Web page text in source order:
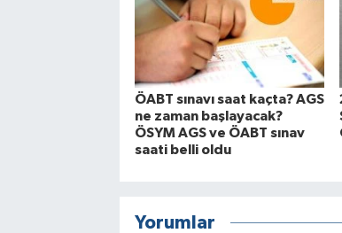
ÖABT sınavı saat kaçta? AGS
ne zaman başlayacak?
ÖSYM AGS ve ÖABT sınav
saati belli oldu
Yorumlar